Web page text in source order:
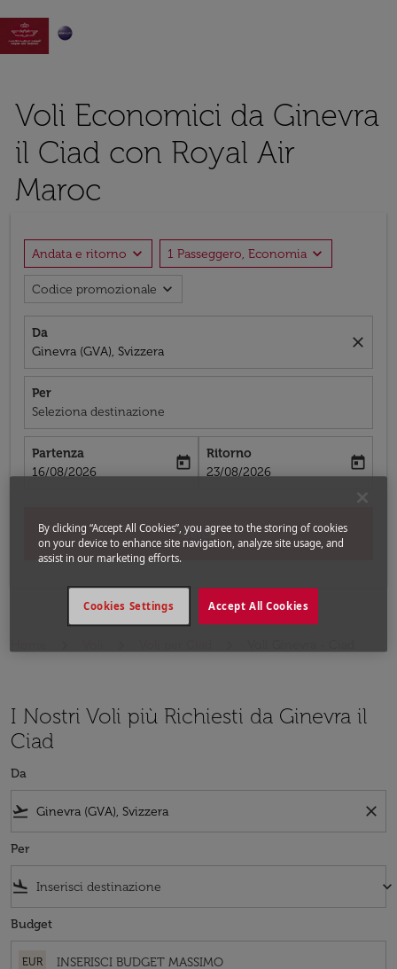

Voli Economici da Ginevra
il Ciad con Royal Air
Maroc
Andata e ritorno expand_more 1 Passeggero, Economia expand_more
Codice promozionale expand_more
Da
Ginevra (GVA), Svizzera
close
Per
Seleziona destinazione
Partenza
fc-booking-departure-date-aria-label
16/08/2026
today
Ritorno
fc-booking-return-date-aria-label
23/08/2026
today
Cerca
I Nostri Voli più Richiesti da Ginevra il
Ciad
Da
flight_takeoff close
Per
flight_land keyboard_arrow_down
Budget
EUR
By clicking “Accept All Cookies”, you agree to the storing of cookies
on your device to enhance site navigation, analyze site usage, and
assist in our marketing efforts.
Accept All Cookies
Cookies Settings